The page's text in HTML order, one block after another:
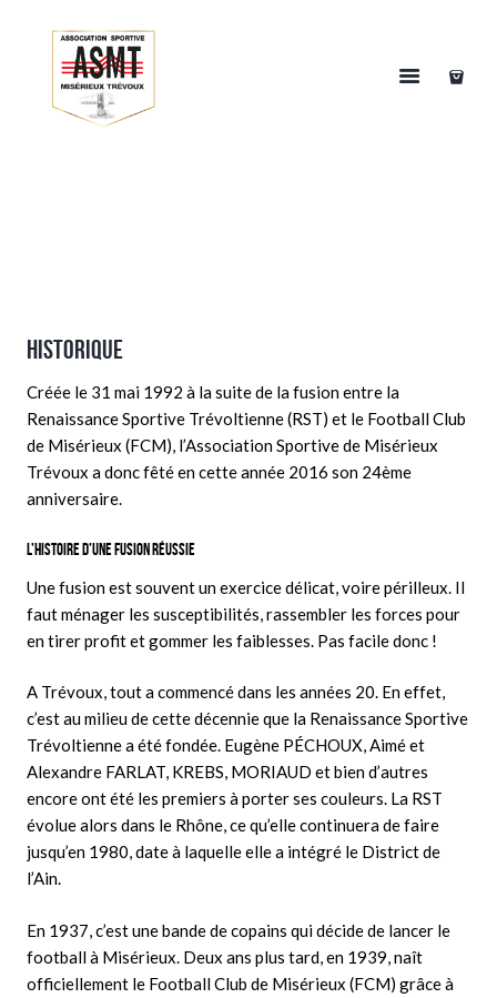
HISTORIQUE
Créée le 31 mai 1992 à la suite de la fusion entre la
Renaissance Sportive Trévoltienne (RST) et le Football Club
de Misérieux (FCM), l’Association Sportive de Misérieux
Trévoux a donc fêté en cette année 2016 son 24ème
anniversaire.
L’HISTOIRE D’UNE FUSION RÉUSSIE
Une fusion est souvent un exercice délicat, voire périlleux. Il
faut ménager les susceptibilités, rassembler les forces pour
en tirer profit et gommer les faiblesses. Pas facile donc !
A Trévoux, tout a commencé dans les années 20. En effet,
c’est au milieu de cette décennie que la Renaissance Sportive
Trévoltienne a été fondée. Eugène PÉCHOUX, Aimé et
Alexandre FARLAT, KREBS, MORIAUD et bien d’autres
encore ont été les premiers à porter ses couleurs. La RST
évolue alors dans le Rhône, ce qu’elle continuera de faire
jusqu’en 1980, date à laquelle elle a intégré le District de
l’Ain.
En 1937, c’est une bande de copains qui décide de lancer le
football à Misérieux. Deux ans plus tard, en 1939, naît
officiellement le Football Club de Misérieux (FCM) grâce à